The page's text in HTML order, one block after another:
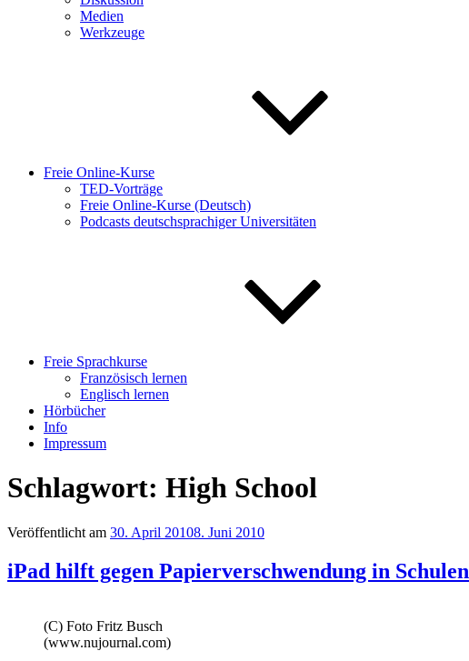
Medien
Werkzeuge
Freie Online-Kurse
TED-Vorträge
Freie Online-Kurse (Deutsch)
Podcasts deutschsprachiger Universitäten
Freie Sprachkurse
Französisch lernen
Englisch lernen
Hörbücher
Info
Impressum
Schlagwort: High School
Veröffentlicht am 30. April 20108. Juni 2010
iPad hilft gegen Papierverschwendung in Schulen
(C) Foto Fritz Busch
(www.nujournal.com)